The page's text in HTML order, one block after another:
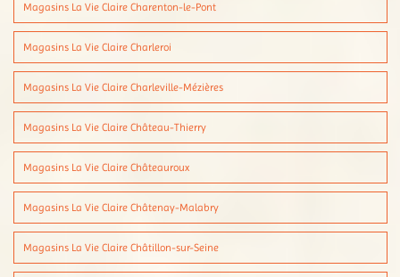
Magasins La Vie Claire Charenton-le-Pont
Magasins La Vie Claire Charleroi
Magasins La Vie Claire Charleville-Mézières
Magasins La Vie Claire Château-Thierry
Magasins La Vie Claire Châteauroux
Magasins La Vie Claire Châtenay-Malabry
Magasins La Vie Claire Châtillon-sur-Seine